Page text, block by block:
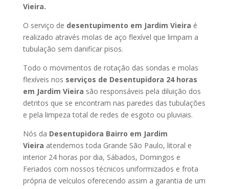
Vieira.
O serviço de desentupimento em Jardim Vieira é
realizado através molas de aço flexível que limpam a
tubulação sem danificar pisos.
Todo o movimentos de rotação das sondas e molas
flexíveis nos serviços de Desentupidora 24 horas
em Jardim Vieira são responsáveis pela diluição dos
detritos que se encontram nas paredes das tubulações
e pela limpeza total de redes de esgoto ou pluviais.
Nós da Desentupidora Bairro em Jardim
Vieira atendemos toda Grande São Paulo, litoral e
interior 24 horas por dia, Sábados, Domingos e
Feriados com nossos técnicos uniformizados e frota
própria de veículos oferecendo assim a garantia de um